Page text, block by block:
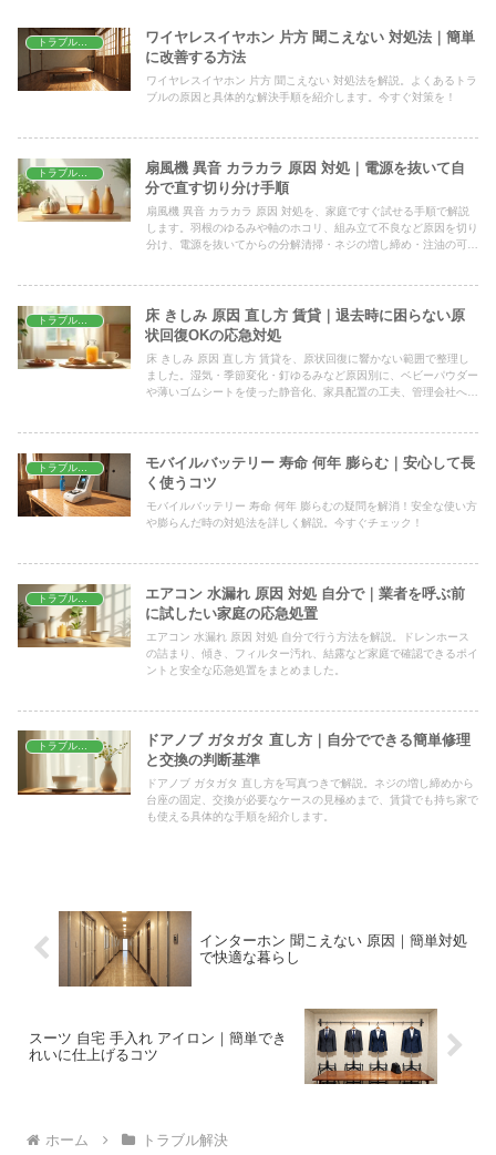
トラブル解決
ワイヤレスイヤホン 片方 聞こえない 対処法｜簡単
に改善する方法
ワイヤレスイヤホン 片方 聞こえない 対処法を解説。よくあるトラ
ブルの原因と具体的な解決手順を紹介します。今すぐ対策を！
扇風機 異音 カラカラ 原因 対処｜電源を抜いて自
分で直す切り分け手順
扇風機 異音 カラカラ 原因 対処を、家庭ですぐ試せる手順で解説
します。羽根のゆるみや軸のホコリ、組み立て不良など原因を切り
分け、電源を抜いてからの分解清掃・ネジの増し締め・注油の可否
床 きしみ 原因 直し方 賃貸｜退去時に困らない原
状回復OKの応急対処
床 きしみ 原因 直し方 賃貸を、原状回復に響かない範囲で整理し
ました。湿気・季節変化・釘ゆるみなど原因別に、ベビーパウダー
や薄いゴムシートを使った静音化、家具配置の工夫、管理会社へ連
モバイルバッテリー 寿命 何年 膨らむ｜安心して長
く使うコツ
モバイルバッテリー 寿命 何年 膨らむの疑問を解消！安全な使い方
や膨らんだ時の対処法を詳しく解説。今すぐチェック！
エアコン 水漏れ 原因 対処 自分で｜業者を呼ぶ前
に試したい家庭の応急処置
エアコン 水漏れ 原因 対処 自分で行う方法を解説。ドレンホース
の詰まり、傾き、フィルター汚れ、結露など家庭で確認できるポイ
ントと安全な応急処置をまとめました。
ドアノブ ガタガタ 直し方｜自分でできる簡単修理
と交換の判断基準
ドアノブ ガタガタ 直し方を写真つきで解説。ネジの増し締めから
台座の固定、交換が必要なケースの見極めまで、賃貸でも持ち家で
も使える具体的な手順を紹介します。
インターホン 聞こえない 原因｜簡単対処
で快適な暮らし
スーツ 自宅 手入れ アイロン｜簡単でき
れいに仕上げるコツ
ホーム トラブル解決